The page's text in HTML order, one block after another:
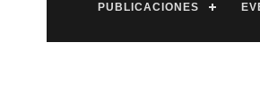
PUBLICACIONES